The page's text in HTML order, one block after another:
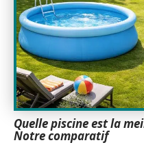
Quelle piscine est la
Notre comparatif